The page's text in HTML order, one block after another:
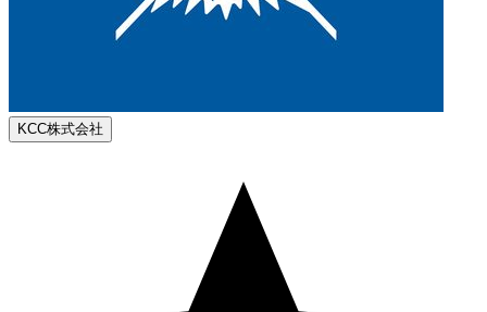
KCC株式会社